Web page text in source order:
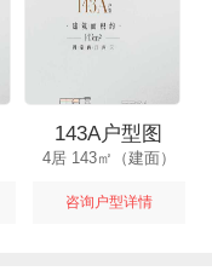
143A户型图
4居 143㎡（建面）
咨询户型详情